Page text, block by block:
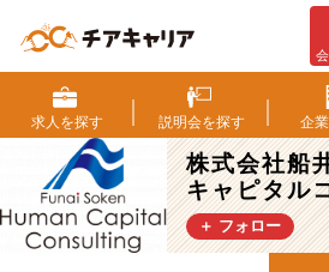
式
会
社
船
井
総
研
求人を探す 説明会を探す 企
株式会社船
キャピタル
＋ フォロー